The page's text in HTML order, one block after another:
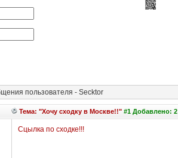
пользователя - Secktor
Тема: "Хочу сходку в Москве!!"#1 Добавлено: 2
Сцылка по сходке!!!